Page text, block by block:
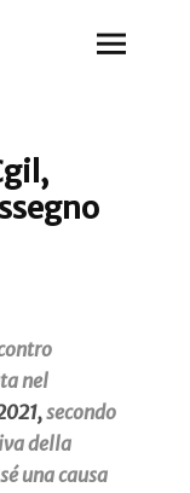
nel
secondo
della
una causa